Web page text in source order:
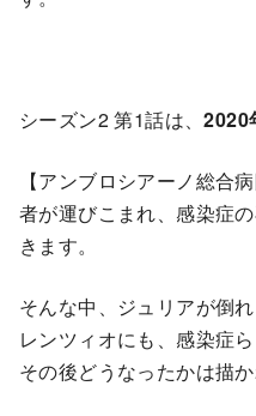
シーズン2 第1話は、2020
【アンブロシアーノ総合
者が運びこまれ、感染症
きます。
そんな中、ジュリアが倒
レンツィオにも、感染症
その後どうなったかは描か